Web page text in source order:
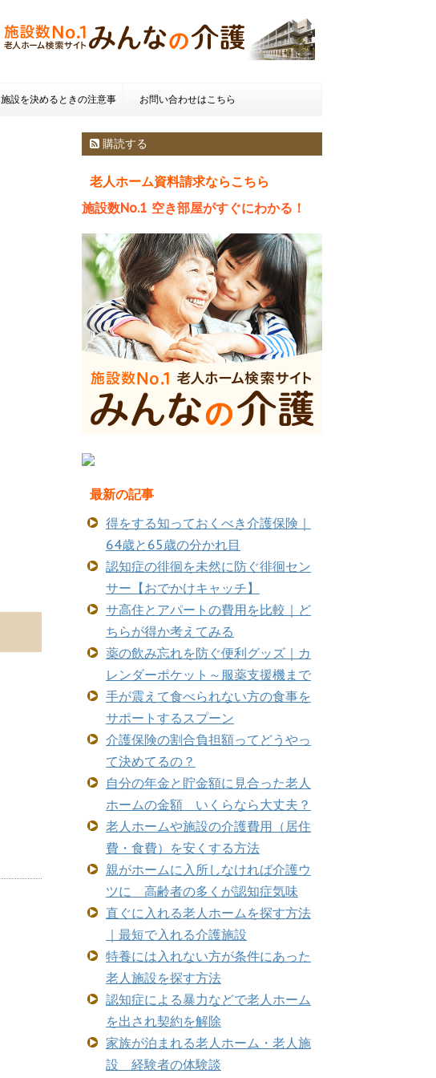
施設を決めるときの注意事
項 老人ホームの種類とお金
お問い合わせはこちら
購読する
老人ホーム資料請求ならこちら
施設数No.1 空き部屋がすぐにわかる！
最新の記事
得をする知っておくべき介護保険｜
64歳と65歳の分かれ目
認知症の徘徊を未然に防ぐ徘徊セン
サー【おでかけキャッチ】
サ高住とアパートの費用を比較｜ど
ちらが得か考えてみる
薬の飲み忘れを防ぐ便利グッズ｜カ
レンダーポケット～服薬支援機まで
手が震えて食べられない方の食事を
サポートするスプーン
介護保険の割合負担額ってどうやっ
て決めてるの？
自分の年金と貯金額に見合った老人
ホームの金額 いくらなら大丈夫？
老人ホームや施設の介護費用（居住
費・食費）を安くする方法
親がホームに入所しなければ介護ウ
ツに 高齢者の多くが認知症気味
直ぐに入れる老人ホームを探す方法
｜最短で入れる介護施設
特養には入れない方が条件にあった
老人施設を探す方法
認知症による暴力などで老人ホーム
を出され契約を解除
家族が泊まれる老人ホーム・老人施
設 経験者の体験談